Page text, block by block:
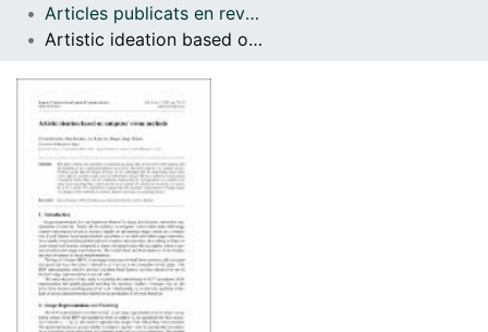
Com publicar
Articles publicats en revistes (Arts Visuals i Disseny)
Artistic ideation based on computer vision methods